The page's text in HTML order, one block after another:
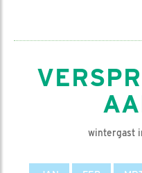
wintergast